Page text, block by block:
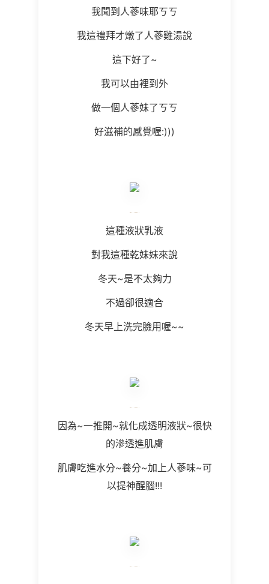
我聞到人蔘味耶ㄎㄎ
我這禮拜才燉了人蔘雞湯說
這下好了~
我可以由裡到外
做一個人蔘妹了ㄎㄎ
好滋補的感覺喔:)))
這種液狀乳液
對我這種乾妹妹來說
冬天~是不太夠力
不過卻很適合
冬天早上洗完臉用喔~~
因為~一推開~就化成透明液狀~很快
的滲透進肌膚
肌膚吃進水分~養分~加上人蔘味~可
以提神醒腦!!!